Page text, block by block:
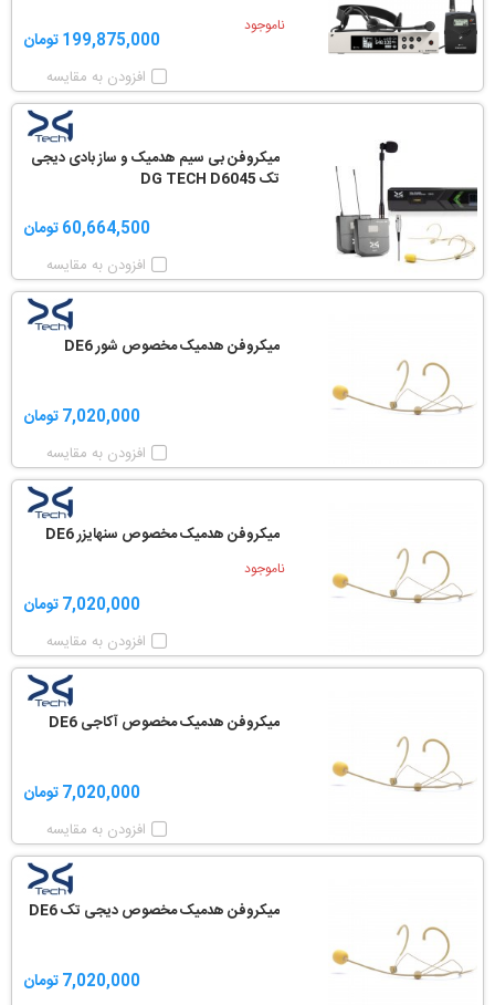
ناموجود
199,875,000 تومان
افزودن به مقایسه
میکروفن بی سیم هدمیک و ساز بادی دیجی
تک DG TECH D6045
60,664,500 تومان
افزودن به مقایسه
میکروفن هدمیک مخصوص شور DE6
7,020,000 تومان
افزودن به مقایسه
میکروفن هدمیک مخصوص سنهایزر DE6
ناموجود
7,020,000 تومان
افزودن به مقایسه
میکروفن هدمیک مخصوص آکاجی DE6
7,020,000 تومان
افزودن به مقایسه
میکروفن هدمیک مخصوص دیجی تک DE6
7,020,000 تومان